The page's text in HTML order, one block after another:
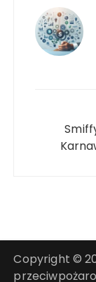
wpisu
Copyright ©